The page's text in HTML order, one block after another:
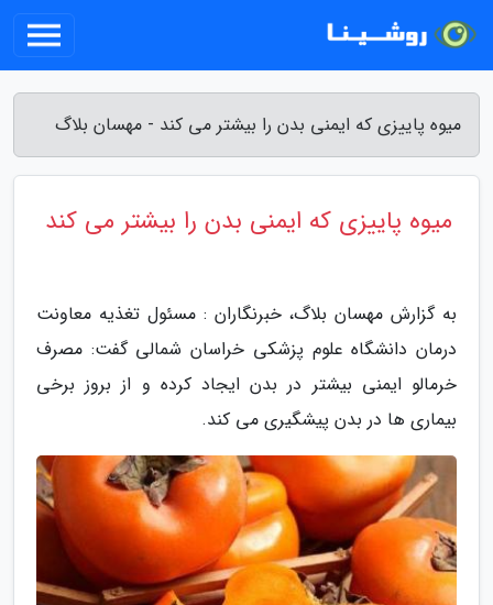
میوه پاییزی که ایمنی بدن را بیشتر می کند - مهسان بلاگ
میوه پاییزی که ایمنی بدن را بیشتر می کند
به گزارش مهسان بلاگ، خبرنگاران : مسئول تغذیه معاونت
درمان دانشگاه علوم پزشکی خراسان شمالی گفت: مصرف
خرمالو ایمنی بیشتر در بدن ایجاد کرده و از بروز برخی
بیماری ها در بدن پیشگیری می کند.